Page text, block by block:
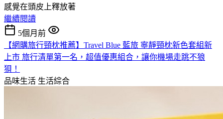
感覺在頭皮上釋放著
繼續閱讀
5個月前
【網購旅行頸枕推薦】Travel Blue 藍旅 寧靜頸枕新色套組新
上市 旅行清單第一名，超值優惠組合，讓你機場走跳不狼
狽！
品味生活 生活綜合